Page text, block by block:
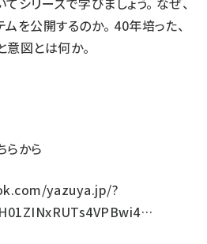
を公開するのか。 40年培った、
図とは何か。
から
yazuya.jp/?